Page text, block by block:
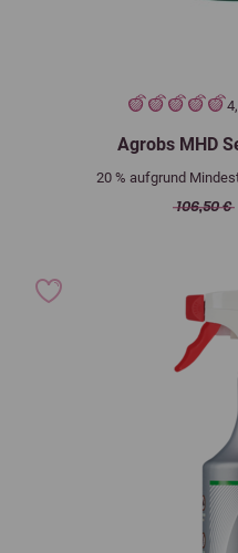
Agrobs MHD
20 % aufgrund
106,50 €